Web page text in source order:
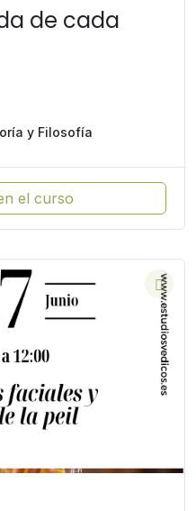
de cada
y Filosofía
el curso